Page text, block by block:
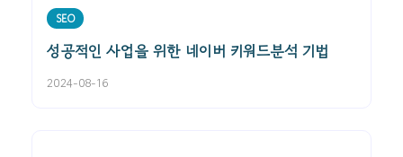
SEO
성공적인 사업을 위한 네이버 키워드분석 기법
2024-08-16